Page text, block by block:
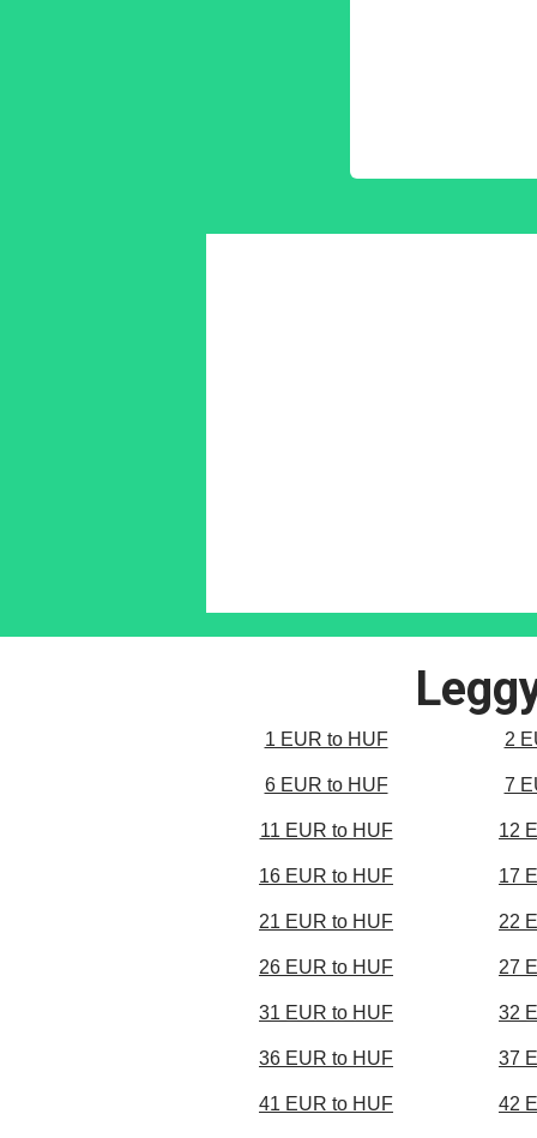
1 EUR to HUF 2
6 EUR to HUF 7
11 EUR to HUF 12
16 EUR to HUF 17
21 EUR to HUF 22
26 EUR to HUF 27
31 EUR to HUF 32
36 EUR to HUF 37
41 EUR to HUF 42